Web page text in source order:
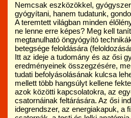
Nemcsak eszközökkel,
gyógyítani, hanem tudatunk,
A teremtett világban minden
ne lenne erre képes? Meg kell
megtanulható öngyógyító
betegsége feloldására
Itt az ideje a tudomány és az ősi
eredményeinek összegzésére,
tudati befolyásolásának kulcsa
mellett több hangsúlyt kellene
azok közötti kapcsolatokra, az
csatornáinak feltárására. Az ősi
idegrendszer, az energiakapuk, a